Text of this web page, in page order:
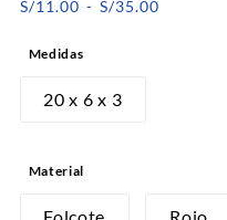
S/11.00 - S/35.00Rango
Medidas
20 x 6 x 3
Material